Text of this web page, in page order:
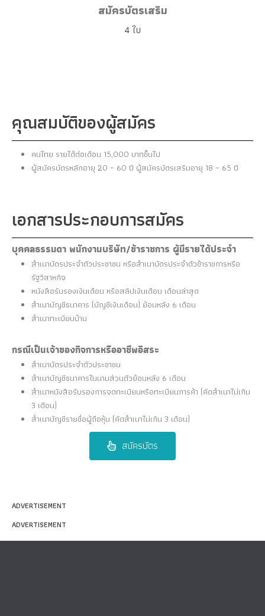
สมัครบัตรเสริม
4 ใบ
คุณสมบัติของผู้สมัคร
คนไทย รายได้ต่อเดือน 15,000 บาทขึ้นไป
ผู้สมัครบัตรหลักอายุ 20 – 60 ปี ผู้สมัครบัตรเสริมอายุ 18 – 65 ปี
เอกสารประกอบการสมัคร
บุคคลธรรมดา พนักงานบริษัท/ข้าราชการ ผู้มีรายได้ประจำ
สำเนาบัตรประจำตัวประชาชน หรือสำเนาบัตรประจำตัวข้าราชการหรือ
รัฐวิสาหกิจ
หนังสือรับรองเงินเดือน หรือสลิปเงินเดือน เดือนล่าสุด
สำเนาบัญชีธนาคาร (บัญชีเงินเดือน) ย้อนหลัง 6 เดือน
สำเนาทะเบียนบ้าน
กรณีเป็นเจ้าของกิจการหรืออาชีพอิสระ
สำเนาบัตรประจำตัวประชาชน
สำเนาบัญชีธนาคารในนามส่วนตัวย้อนหลัง 6 เดือน
สำเนาหนังสือรับรองการจดทะเบียนหรือทะเบียนการค้า (คัดสำเนาไม่เกิน
3 เดือน)
สำเนาบัญชีรายชื่อผู้ถือหุ้น (คัดสำเนาไม่เกิน 3 เดือน)
สมัครบัตร
ADVERTISEMENT
ADVERTISEMENT